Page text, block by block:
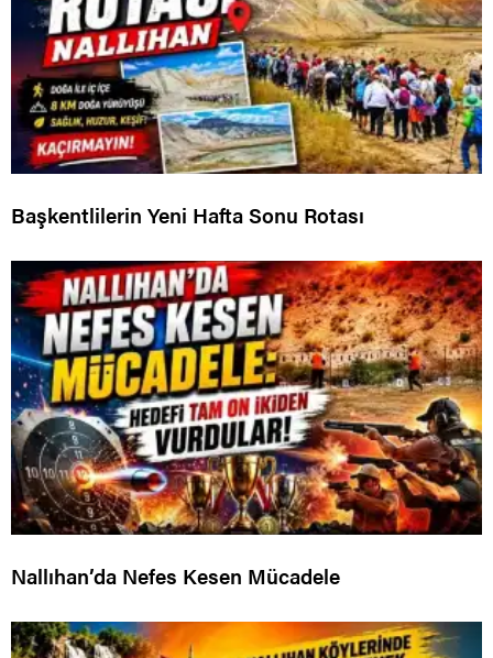
Başkentlilerin Yeni Hafta Sonu Rotası
Nallıhan’da Nefes Kesen Mücadele